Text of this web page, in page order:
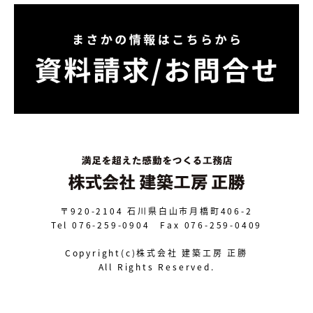
〒920-2104 石川県白山市月橋町406-2
Tel 076-259-0904 Fax 076-259-0409
Copyright(c)株式会社 建築工房 正勝
All Rights Reserved.